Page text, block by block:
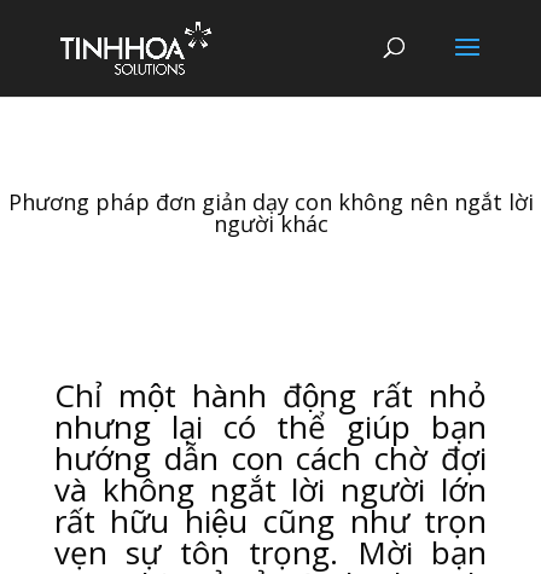
Phương pháp đơn giản dạy con không nên ngắt lời
người khác
Chỉ một hành động rất nhỏ
nhưng lại có thể giúp bạn
hướng dẫn con cách chờ đợi
và không ngắt lời người lớn
rất hữu hiệu cũng như trọn
vẹn sự tôn trọng. Mời bạn